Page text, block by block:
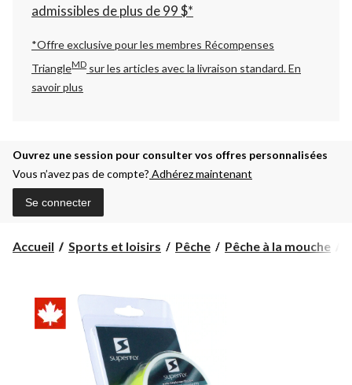
admissibles de plus de 99 $*
*Offre exclusive pour les membres Récompenses
TriangleMD sur les articles avec la livraison standard.En
savoir plus
Ouvrez une session pour consulter vos offres personnalisées
Vous n’avez pas de compte? Adhérez maintenant
Se connecter
Accueil Sports et loisirs Pêche Pêche à la mouche